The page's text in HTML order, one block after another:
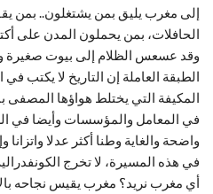
إلى مغرب يليق بمن يشتغلون.. بمن
الحافلات، بمن يحملون المدن على
وقد عسعس الظلام إلى بيوت صغيرة
الطبقة العاملة إن التاريخ لا يكتب
المكيفة التي يختلط هواؤها المصفى
في المعامل والمؤسسات وأيضا في
واضحة والغاية وطنا أكثر عدلا واتزانا
في هذه المسيرة، لا تخرج
أي مغرب نريد؟ مغرب يقيس نجاحه